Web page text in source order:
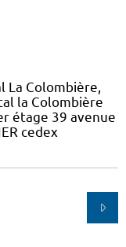
Colombière,
la Colombière
étage 39 avenue
cedex